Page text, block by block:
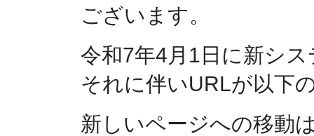
ございます。
令和7年4月1日に新シ
それに伴いURLが以下
新しいページへの移動